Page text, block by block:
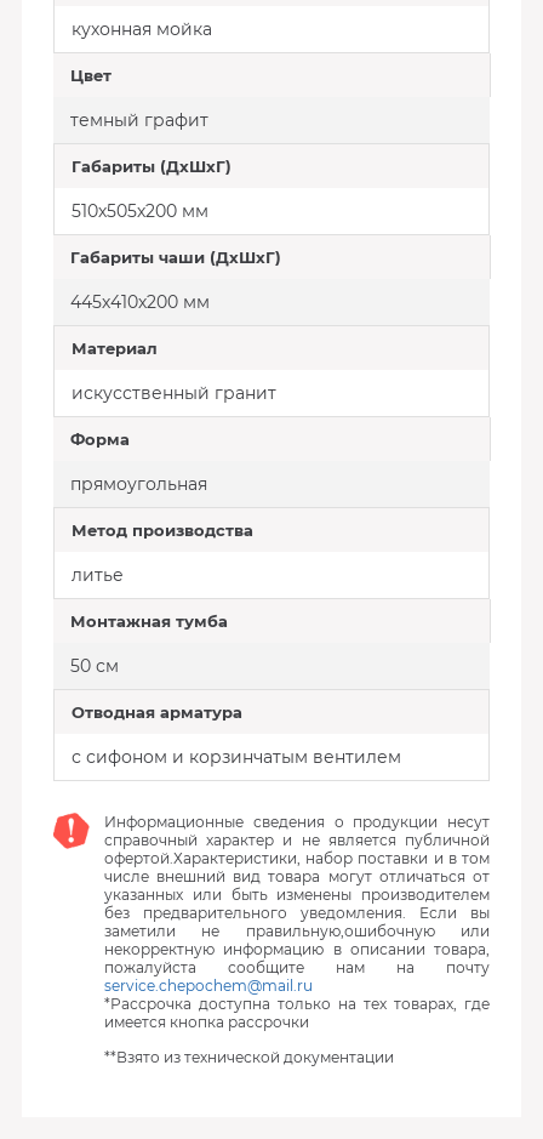
кухонная мойка
Цвет
темный графит
Габариты (ДхШхГ)
510х505х200 мм
Габариты чаши (ДхШхГ)
445х410х200 мм
Материал
искусственный гранит
Форма
прямоугольная
Метод производства
литье
Монтажная тумба
50 см
Отводная арматура
с сифоном и корзинчатым вентилем
Информационные сведения о продукции несут
справочный характер и не является публичной
офертой.Характеристики, набор поставки и в том
числе внешний вид товара могут отличаться от
указанных или быть изменены производителем
без предварительного уведомления. Если вы
заметили не правильную,ошибочную или
некорректную информацию в описании товара,
пожалуйста сообщите нам на почту
service.chepochem@mail.ru
*Рассрочка доступна только на тех товарах, где
имеется кнопка рассрочки
**Взято из технической документации